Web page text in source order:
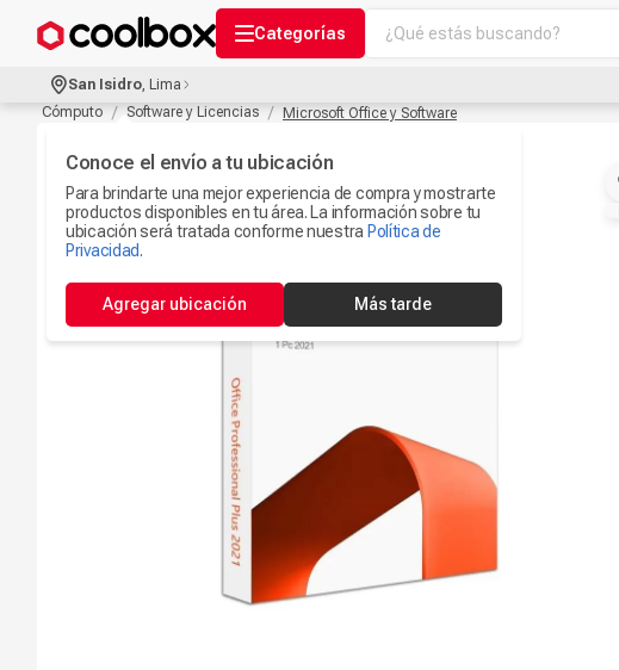
Categorías
¿Qué estás buscando?
1.
Audífonos Con Bluetooth
3.
Ipad
Iphone 17
Camaras Seguridad
Accesorios Computo
10.
Smartwach
San Isidro, Lima
Conoce el envío a tu ubicación
Para brindarte una mejor experiencia de compra y mostrarte
productos disponibles en tu área. La información sobre tu
ubicación será tratada conforme nuestra Política de
Privacidad.
Agregar ubicación Más tarde
Cómputo
Software y Licencias Microsoft Office y Software